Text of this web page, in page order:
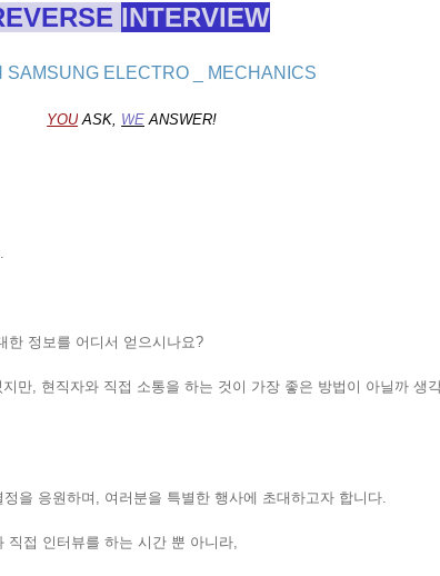
INTERVIEW
SAMSUNG ELECTRO _ MECHANICS
YOU ASK, WE ANSWER!
한 정보를 어디서 얻으시나요?
만, 현직자와 직접 소통을 하는 것이 가장 좋은 방법이 아닐까 생
을 응원하며, 여러분을 특별한 행사에 초대하고자 합니다.
접 인터뷰를 하는 시간 뿐 아니라,